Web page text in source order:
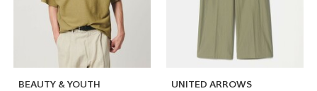
BEAUTY & YOUTH
UNITED ARROWS